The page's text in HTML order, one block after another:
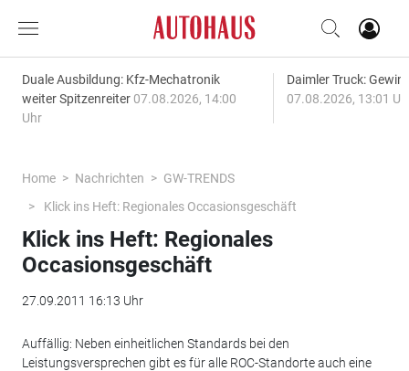
Duale Ausbildung: Kfz-Mechatronik
weiter Spitzenreiter 07.08.2026, 14:00
Uhr
Daimler Truck:
07.08.2026, 13:01
Home Nachrichten
GW-TRENDS
Klick ins Heft: Regionales Occasionsgeschäft
Klick ins Heft: Regionales
Occasionsgeschäft
27.09.2011 16:13 Uhr
Auffällig: Neben einheitlichen Standards bei den
Leistungsversprechen gibt es für alle ROC-Standorte auch eine